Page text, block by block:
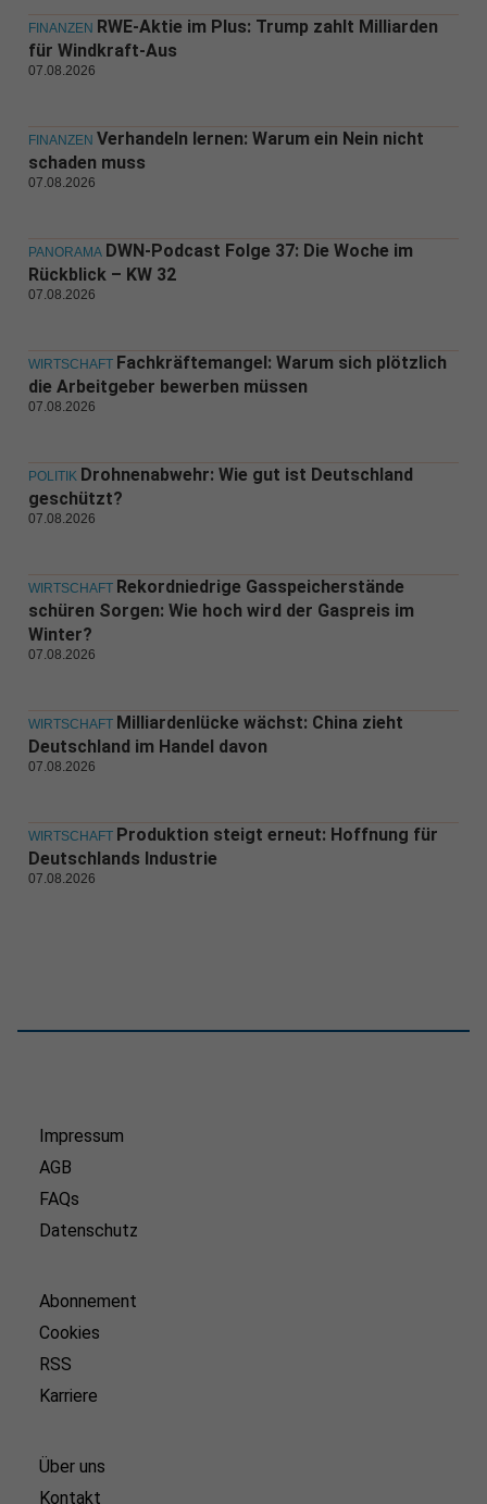
FINANZEN RWE-Aktie im Plus: Trump zahlt Milliarden
für Windkraft-Aus
07.08.2026
FINANZEN Verhandeln lernen: Warum ein Nein nicht
schaden muss
07.08.2026
PANORAMA DWN-Podcast Folge 37: Die Woche im
Rückblick – KW 32
07.08.2026
WIRTSCHAFT Fachkräftemangel: Warum sich plötzlich
die Arbeitgeber bewerben müssen
07.08.2026
POLITIK Drohnenabwehr: Wie gut ist Deutschland
geschützt?
07.08.2026
WIRTSCHAFT Rekordniedrige Gasspeicherstände
schüren Sorgen: Wie hoch wird der Gaspreis im
Winter?
07.08.2026
WIRTSCHAFT Milliardenlücke wächst: China zieht
Deutschland im Handel davon
07.08.2026
WIRTSCHAFT Produktion steigt erneut: Hoffnung für
Deutschlands Industrie
07.08.2026
Impressum
AGB
FAQs
Datenschutz
Abonnement
Cookies
RSS
Karriere
Über uns
Kontakt